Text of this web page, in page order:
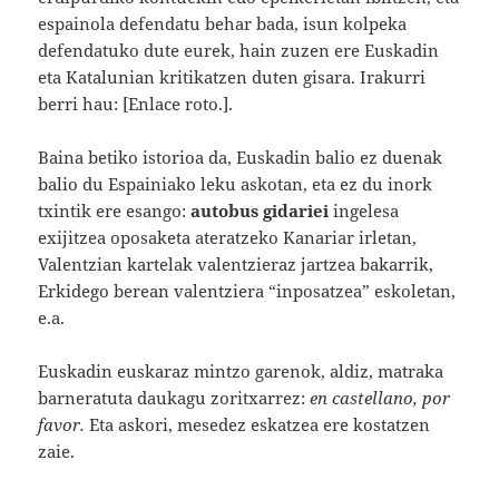
espainola defendatu behar bada, isun kolpeka
defendatuko dute eurek, hain zuzen ere Euskadin
eta Katalunian kritikatzen duten gisara. Irakurri
berri hau: [Enlace roto.].
Baina betiko istorioa da, Euskadin balio ez duenak
balio du Espainiako leku askotan, eta ez du inork
txintik ere esango:autobus gidariei ingelesa
exijitzea oposaketa ateratzeko Kanariar irletan,
Valentzian kartelak valentzieraz jartzea bakarrik,
Erkidego berean valentziera “inposatzea” eskoletan,
e.a.
Euskadin euskaraz mintzo garenok, aldiz, matraka
barneratuta daukagu zoritxarrez:en castellano, por
favor.Eta askori, mesedez eskatzea ere kostatzen
zaie.